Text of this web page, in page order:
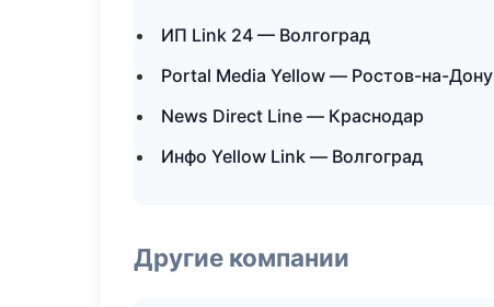
ИП Link 24 — Волгоград
Portal Media Yellow — Ростов-на-Дону
News Direct Line — Краснодар
Инфо Yellow Link — Волгоград
Другие компании